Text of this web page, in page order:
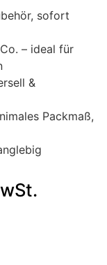
sofort
– ideal für
&
Packmaß,